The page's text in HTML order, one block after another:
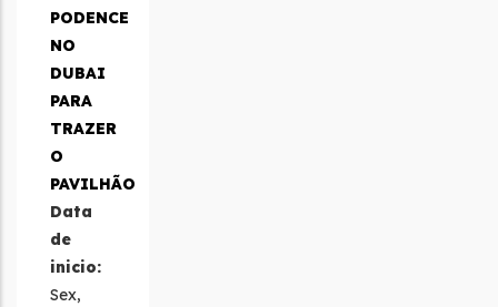
PODENCE
NO
DUBAI
PARA
TRAZER
O
PAVILHÃO
Data
de
inicio:
Sex,